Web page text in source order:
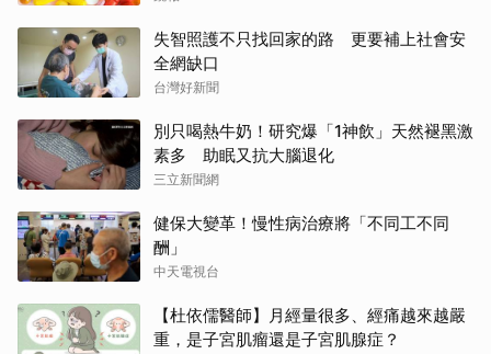
失智照護不只找回家的路 更要補上社會安
全網缺口
台灣好新聞
別只喝熱牛奶！研究爆「1神飲」天然褪黑激
素多 助眠又抗大腦退化
三立新聞網
健保大變革！慢性病治療將「不同工不同
酬」
中天電視台
【杜依儒醫師】月經量很多、經痛越來越嚴
重，是子宮肌瘤還是子宮肌腺症？